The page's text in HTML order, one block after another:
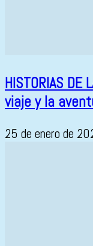
HISTORIAS DE
viaje y la
25 de enero de